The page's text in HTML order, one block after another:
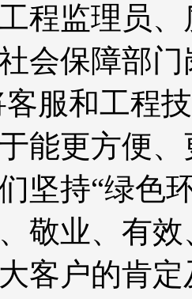
程监理员
会保障部
客服和工程
能更方便
坚持“绿色
敬业、有
客户的肯